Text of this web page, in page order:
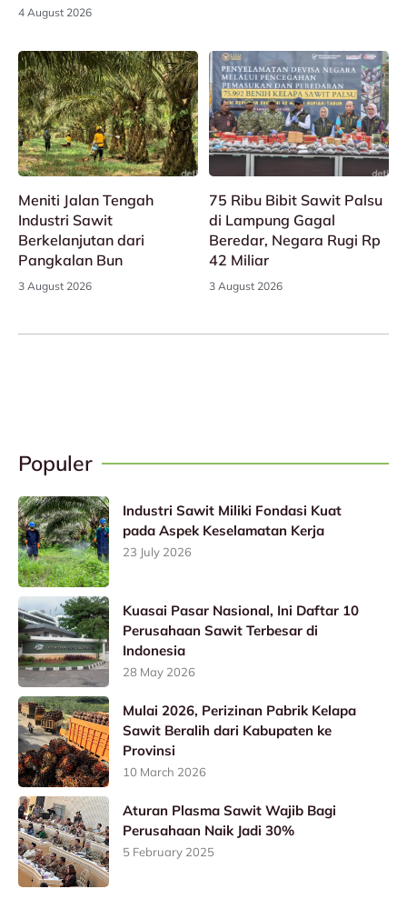
4 August 2026
Meniti Jalan Tengah
Industri Sawit
Berkelanjutan dari
Pangkalan Bun
3 August 2026
75 Ribu Bibit Sawit Palsu
di Lampung Gagal
Beredar, Negara Rugi Rp
42 Miliar
3 August 2026
Populer
Industri Sawit Miliki Fondasi Kuat
pada Aspek Keselamatan Kerja
23 July 2026
Kuasai Pasar Nasional, Ini Daftar 10
Perusahaan Sawit Terbesar di
Indonesia
28 May 2026
Mulai 2026, Perizinan Pabrik Kelapa
Sawit Beralih dari Kabupaten ke
Provinsi
10 March 2026
Aturan Plasma Sawit Wajib Bagi
Perusahaan Naik Jadi 30%
5 February 2025